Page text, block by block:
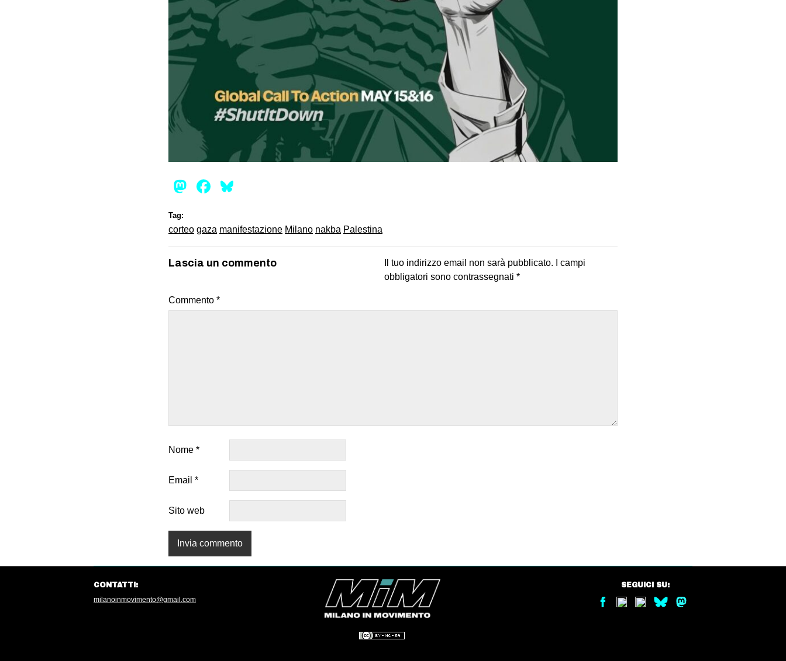
Mastodon
Facebook
Tag:
corteo gaza manifestazione Milano nakba Palestina
Lascia un commento Il tuo indirizzo email non sarà pubblicato.
I campi
obbligatori sono contrassegnati *
Commento *
Nome *
Email *
Sito web
CONTATTI:
milanoinmovimento@gmail.com
SEGUICI SU: